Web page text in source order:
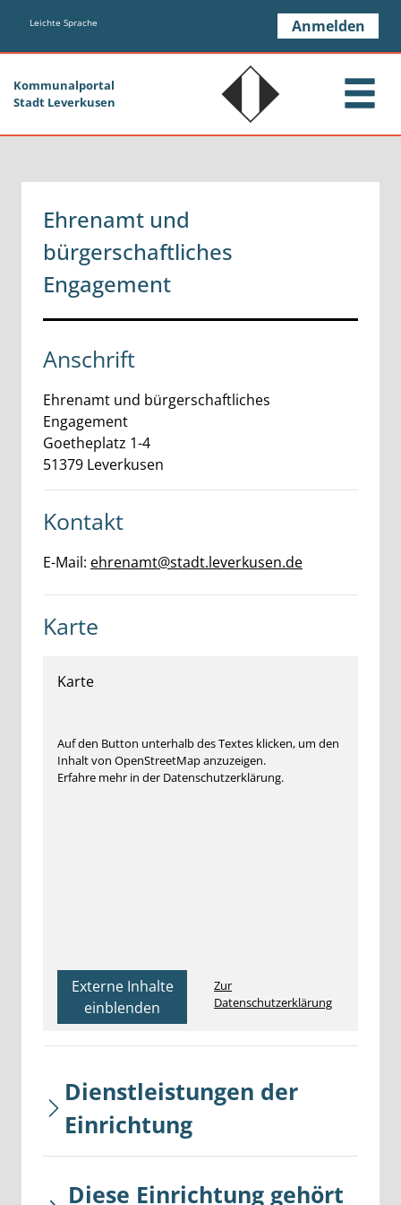
Zum Hauptinhalt springen
Leichte Sprache Anmelden
Kommunalportal
Stadt Leverkusen
Ehrenamt und
bürgerschaftliches
Engagement
Anschrift
Ehrenamt und bürgerschaftliches
Engagement
Goetheplatz 1-4
51379 Leverkusen
Kontakt
E-Mail: ehrenamt@stadt.leverkusen.de
Karte
Karte
Auf den Button unterhalb des Textes klicken, um den
Inhalt von OpenStreetMap anzuzeigen.
Erfahre mehr in der Datenschutzerklärung.
Externe Inhalte
einblenden
Zur
Datenschutzerklärung
Dienstleistungen der
Einrichtung
Diese Einrichtung gehört